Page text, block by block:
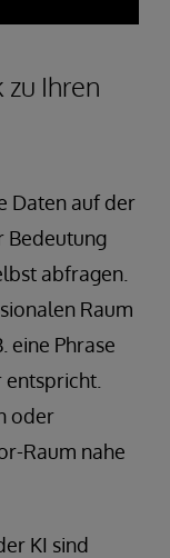
Ihren
Daten auf der
Bedeutung
abfragen.
Raum
eine Phrase
oder
Raum nahe
KI sind